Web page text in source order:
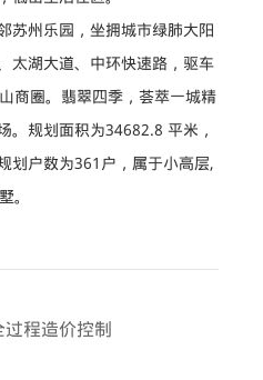
苏州乐园，坐拥城市绿肺大阳
太湖大道、中环快速路，驱车
商圈。翡翠四季，荟萃一城精
。规划面积为34682.8 平米，
划户数为361户，属于小高层,
。
程造价控制